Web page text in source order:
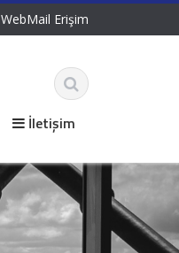
WebMail Erişim
İletişim